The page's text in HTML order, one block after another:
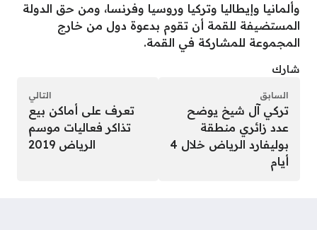
وألمانيا وإيطاليا وتركيا وروسيا وفرنسا، ومن حق الدولة
المستضيفة للقمة أن تقوم بدعوة دول من خارج
المجموعة للمشاركة في القمة.
شارك
السابق
تركي آل شيخ يوضح
عدد زائري منطقة
بوليفارد الرياض خلال 4
أيام
التالي
تعرف على أماكن بيع
تذاكر فعاليات موسم
الرياض 2019